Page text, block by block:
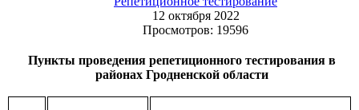
12 октября 2022
Просмотров: 19596
Пункты проведения репетиционного тестирования в
районах Гродненской области